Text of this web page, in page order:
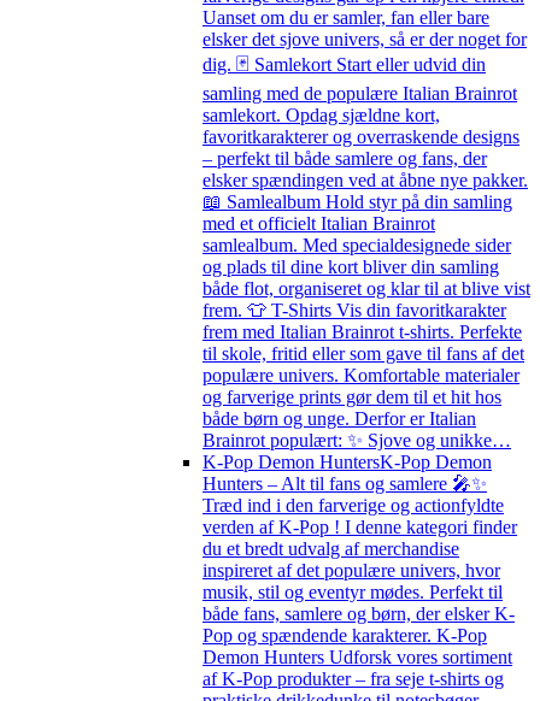
Uanset om du er samler, fan eller bare
elsker det sjove univers, så er der noget for
dig. 🃏 Samlekort Start eller udvid din
samling med de populære Italian Brainrot
samlekort. Opdag sjældne kort,
favoritkarakterer og overraskende designs
– perfekt til både samlere og fans, der
elsker spændingen ved at åbne nye pakker.
📖 Samlealbum Hold styr på din samling
med et officielt Italian Brainrot
samlealbum. Med specialdesignede sider
og plads til dine kort bliver din samling
både flot, organiseret og klar til at blive vist
frem. 👕 T-Shirts Vis din favoritkarakter
frem med Italian Brainrot t-shirts. Perfekte
til skole, fritid eller som gave til fans af det
populære univers. Komfortable materialer
og farverige prints gør dem til et hit hos
både børn og unge. Derfor er Italian
Brainrot populært: ✨ Sjove og unikke…
K-Pop Demon HuntersK-Pop Demon
Hunters – Alt til fans og samlere 🎤✨
Træd ind i den farverige og actionfyldte
verden af K-Pop ! I denne kategori finder
du et bredt udvalg af merchandise
inspireret af det populære univers, hvor
musik, stil og eventyr mødes. Perfekt til
både fans, samlere og børn, der elsker K-
Pop og spændende karakterer. K-Pop
Demon Hunters Udforsk vores sortiment
af K-Pop produkter – fra seje t-shirts og